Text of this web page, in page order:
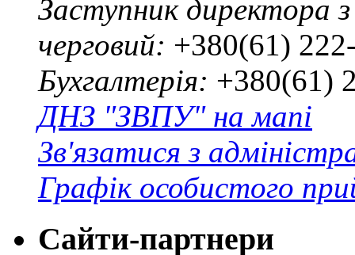
Заступник директора
черговий: +380(61)
Бухгалтерія: +380(61)
ДНЗ "ЗВПУ" на мапі
Зв'язатися з
Графік особистого
Сайти-партнери